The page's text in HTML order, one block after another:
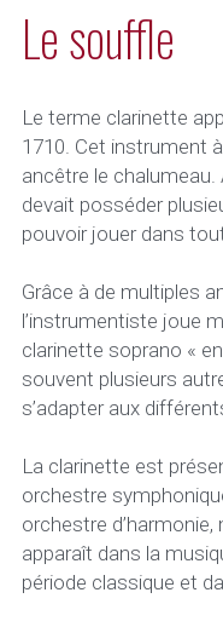
Le souffle
Le terme clarinette
1710. Cet instrument
ancêtre le
devait posséder
pouvoir jouer dans
Grâce à de multiples
l’instrumentiste joue
clarinette soprano «
souvent plusieurs
s’adapter aux
La clarinette est
orchestre
orchestre
apparaît dans la
période classique et